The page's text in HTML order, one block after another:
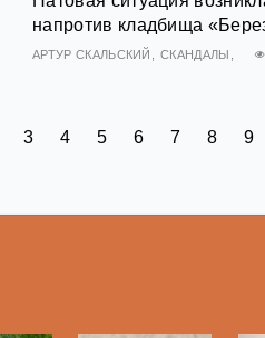
напротив кладбища
АРТУР СКАЛЬСКИЙ СКАНДАЛЫ
3 4 5 6 7 8 9